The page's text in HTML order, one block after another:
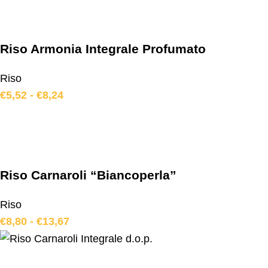
Riso Armonia Integrale Profumato
Riso
€5,52 - €8,24
Riso Carnaroli “Biancoperla”
Riso
€8,80 - €13,67